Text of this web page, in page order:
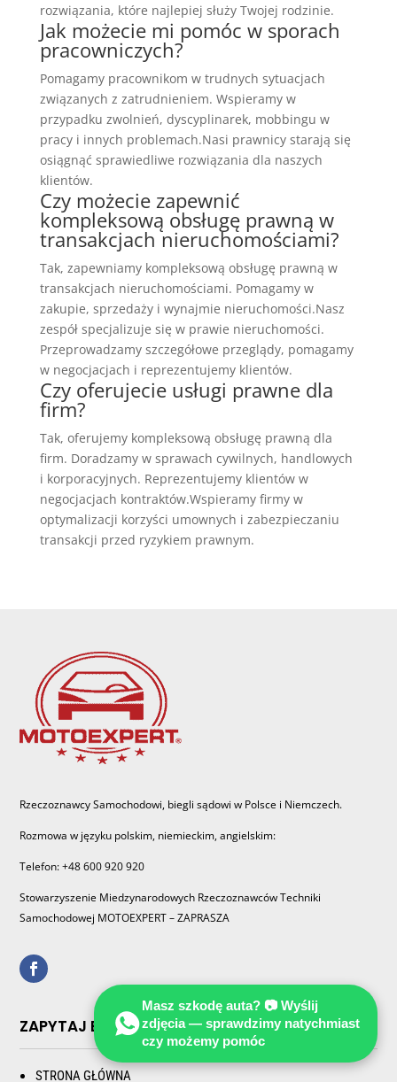
rozwiązania, które najlepiej służy Twojej rodzinie.
Jak możecie mi pomóc w sporach
pracowniczych?
Pomagamy pracownikom w trudnych sytuacjach
związanych z zatrudnieniem. Wspieramy w
przypadku zwolnień, dyscyplinarek, mobbingu w
pracy i innych problemach.Nasi prawnicy starają się
osiągnąć sprawiedliwe rozwiązania dla naszych
klientów.
Czy możecie zapewnić
kompleksową obsługę prawną w
transakcjach nieruchomościami?
Tak, zapewniamy kompleksową obsługę prawną w
transakcjach nieruchomościami. Pomagamy w
zakupie, sprzedaży i wynajmie nieruchomości.Nasz
zespół specjalizuje się w prawie nieruchomości.
Przeprowadzamy szczegółowe przeglądy, pomagamy
w negocjacjach i reprezentujemy klientów.
Czy oferujecie usługi prawne dla
firm?
Tak, oferujemy kompleksową obsługę prawną dla
firm. Doradzamy w sprawach cywilnych, handlowych
i korporacyjnych. Reprezentujemy klientów w
negocjacjach kontraktów.Wspieramy firmy w
optymalizacji korzyści umownych i zabezpieczaniu
transakcji przed ryzykiem prawnym.
Rzeczoznawcy Samochodowi, biegli sądowi w Polsce i Niemczech.
Rozmowa w języku polskim, niemieckim, angielskim:
Telefon: +48 600 920 920
Stowarzyszenie Miedzynarodowych Rzeczoznawców Techniki
Samochodowej MOTOEXPERT – ZAPRASZA
ZAPYTAJ EKSPERTA Z MOTOEXPERT
STRONA GŁÓWNA
Masz szkodę auta? 📷 Wyślij
zdjęcia — sprawdzimy natychmiast
czy możemy pomóc